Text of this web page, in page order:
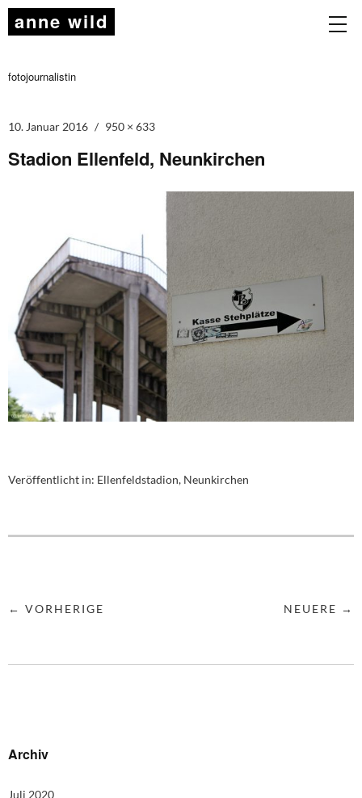
anne wild
fotojournalistin
10. Januar 2016 950 × 633
Stadion Ellenfeld, Neunkirchen
Veröffentlicht in: Ellenfeldstadion, Neunkirchen
← VORHERIGE NEUERE →
Archiv
Juli 2020